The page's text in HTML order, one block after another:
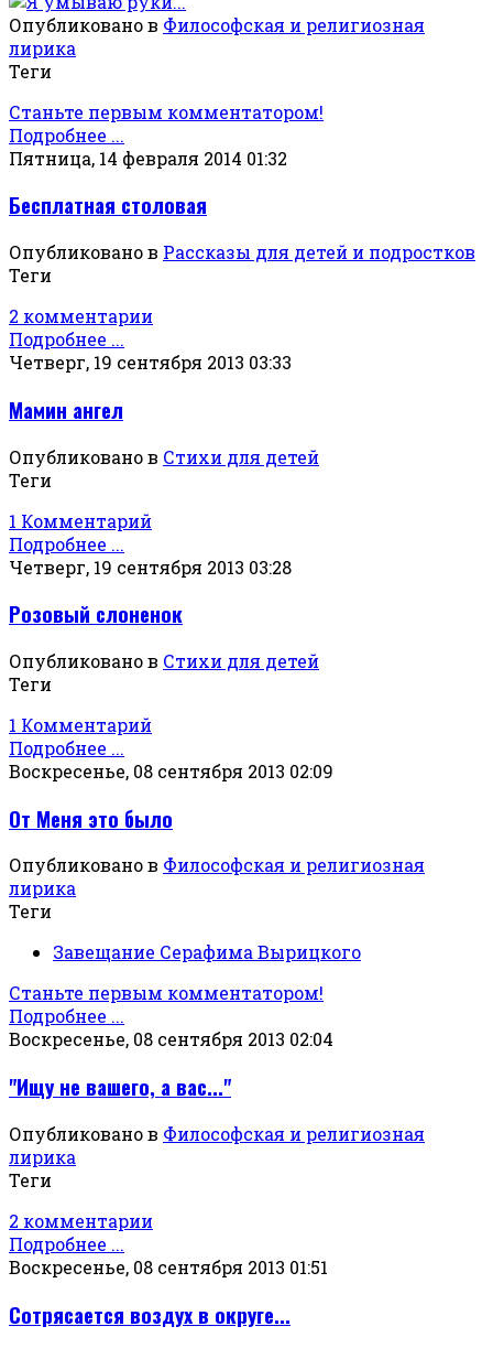
Опубликовано в Философская и религиозная
лирика
Теги
Станьте первым комментатором!
Подробнее ...
Пятница, 14 февраля 2014 01:32
Бесплатная столовая
Опубликовано в Рассказы для детей и подростков
Теги
2 комментарии
Подробнее ...
Четверг, 19 сентября 2013 03:33
Мамин ангел
Опубликовано в Стихи для детей
Теги
1 Комментарий
Подробнее ...
Четверг, 19 сентября 2013 03:28
Розовый слоненок
Опубликовано в Стихи для детей
Теги
1 Комментарий
Подробнее ...
Воскресенье, 08 сентября 2013 02:09
От Меня это было
Опубликовано в Философская и религиозная
лирика
Теги
Завещание Серафима Вырицкого
Станьте первым комментатором!
Подробнее ...
Воскресенье, 08 сентября 2013 02:04
"Ищу не вашего, а вас..."
Опубликовано в Философская и религиозная
лирика
Теги
2 комментарии
Подробнее ...
Воскресенье, 08 сентября 2013 01:51
Сотрясается воздух в округе...